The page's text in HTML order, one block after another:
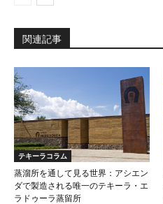
関連記事
テキーラコラム
蒸溜所を通して見る世界：アシエン
ダで製造される唯一のテキーラ・エ
ラドゥーラ蒸留所